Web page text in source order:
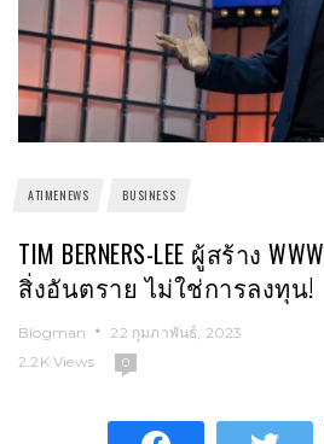
ATIMENEWS BUSINESS
TIM BERNERS-LEE ผู้สร้าง
สิ่งอันตราย ไม่ใช่การลงทุน!
Blogman
22 กุมภาพันธ์, 2023
2.2K Views
0